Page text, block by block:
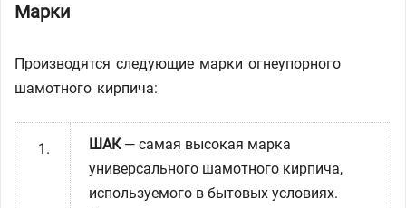
Марки
Производятся следующие марки огнеупорного
шамотного кирпича:
ШАК— самая высокая марка
универсального шамотного кирпича,
используемого в бытовых условиях.